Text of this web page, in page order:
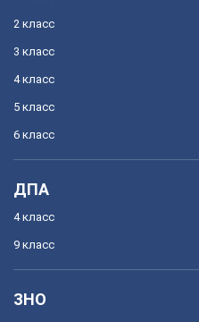
2 класс
3 класс
4 класс
5 класс
6 класс
ДПА
4 класс
9 класс
ЗНО